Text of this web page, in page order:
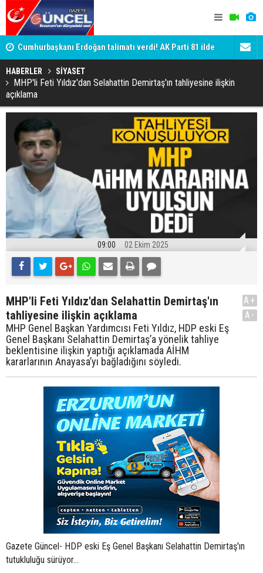
Cumhurbaşkanı Erdoğan talimatı verdi! AK Parti 81 ilde
sahaya iniyor
Genç
HABERLER SİYASET
MHP'li Feti Yıldız'dan Selahattin Demirtaş'ın tahliyesine ilişkin
açıklama
09:00 02 Ekim 2025
MHP'li Feti Yıldız'dan Selahattin Demirtaş'ın
tahliyesine ilişkin açıklama
MHP Genel Başkan Yardımcısı Feti Yıldız, HDP eski Eş
Genel Başkanı Selahattin Demirtaş’a yönelik tahliye
beklentisine ilişkin yaptığı açıklamada AİHM
kararlarının Anayasa’yı bağladığını söyledi.
A+
A-
Gazete Güncel- HDP eski Eş Genel Başkanı Selahattin Demirtaş'ın
tutukluluğu sürüyor...